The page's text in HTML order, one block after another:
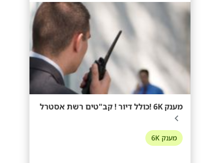
מענק 6K !כולל דיור ! קב"טים רשת אסטרל
מענק 6K